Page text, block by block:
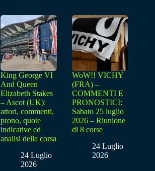
King George VI
And Queen
Elizabeth Stakes
– Ascot (UK):
attori, commenti,
prono, quote
indicative ed
analisi della corsa
24 Luglio
2026
WoW!! VICHY
(FRA) –
COMMENTI E
PRONOSTICI:
Sabato 25 luglio
2026 – Riunione
di 8 corse
24 Luglio
2026